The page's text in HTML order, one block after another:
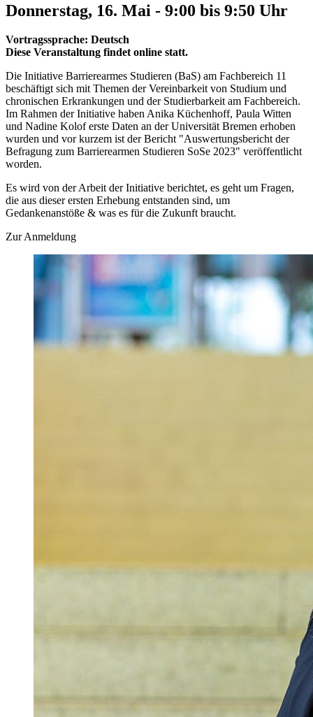
Donnerstag, 16. Mai - 9:00 bis 9:50 Uhr
Vortragssprache: Deutsch
Diese Veranstaltung findet online statt.
Die Initiative Barrierearmes Studieren (BaS) am Fachbereich 11
beschäftigt sich mit Themen der Vereinbarkeit von Studium und
chronischen Erkrankungen und der Studierbarkeit am Fachbereich.
Im Rahmen der Initiative haben Anika Küchenhoff, Paula Witten
und Nadine Kolof erste Daten an der Universität Bremen erhoben
wurden und vor kurzem ist der Bericht "Auswertungsbericht der
Befragung zum Barrierearmen Studieren SoSe 2023" veröffentlicht
worden.
Es wird von der Arbeit der Initiative berichtet, es geht um Fragen,
die aus dieser ersten Erhebung entstanden sind, um
Gedankenanstöße & was es für die Zukunft braucht.
Zur Anmeldung